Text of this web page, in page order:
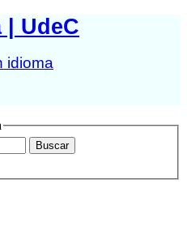
UdeC
idioma